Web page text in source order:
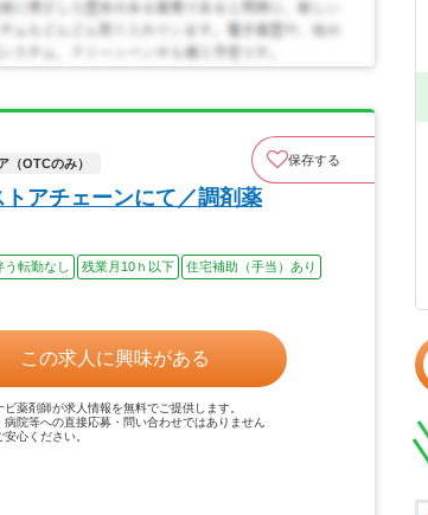
（OTCのみ） 保存する
アチェーンにて／調剤薬
う転勤なし 残業月10ｈ以下
住宅補助（手当）あり
この求人に興味がある
ビ薬剤師が求人情報を無料でご提供します。
病院等への直接応募・問い合わせではありません
安心ください。